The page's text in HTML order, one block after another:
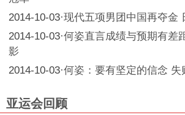
2014-10-03·现代五项男团中国再夺金
2014-10-03·何姿直言成绩与预期有差
影
2014-10-03·何姿：要有坚定的信念
亚运会回顾